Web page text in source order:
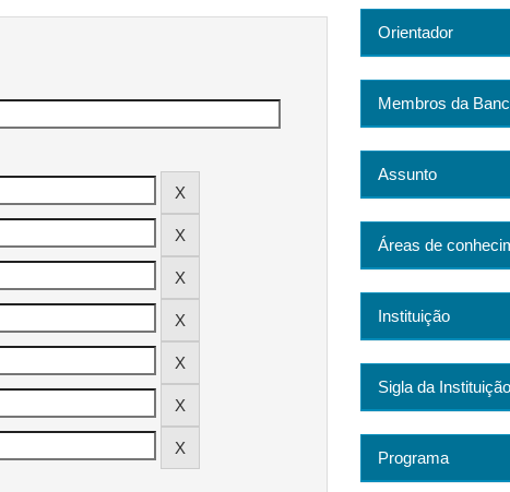
Orientador
Membros da
Assunto
Áreas de
Instituição
Sigla da Instituição
Programa